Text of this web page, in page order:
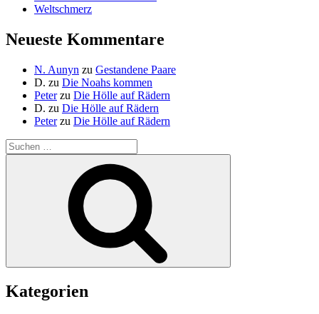
Weltschmerz
Neueste Kommentare
N. Aunyn zu Gestandene Paare
D. zu Die Noahs kommen
Peterzu Die Hölle auf Rädern
D. zu Die Hölle auf Rädern
Peterzu Die Hölle auf Rädern
Suche
nach:
Kategorien